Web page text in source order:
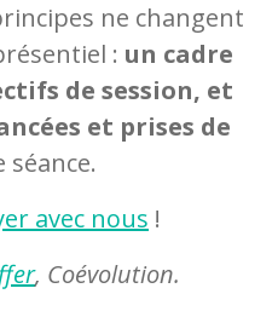
ne changent
: un cadre
de session, et
et prises de
séance.
avec nous !
, Coévolution.